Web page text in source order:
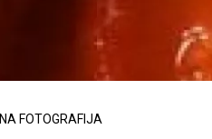
FOTOGRAFIJA